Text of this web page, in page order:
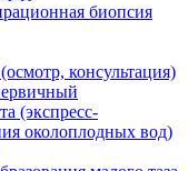
биопсия
консультация)
(экспресс-
околоплодных вод)